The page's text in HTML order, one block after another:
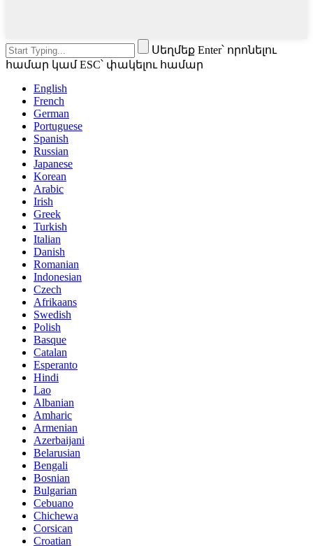
Սեղմեք Enter՝ որոնելու
համար կամ ESC՝ փակելու համար
English
French
German
Portuguese
Spanish
Russian
Japanese
Korean
Arabic
Irish
Greek
Turkish
Italian
Danish
Romanian
Indonesian
Czech
Afrikaans
Swedish
Polish
Basque
Catalan
Esperanto
Hindi
Lao
Albanian
Amharic
Armenian
Azerbaijani
Belarusian
Bengali
Bosnian
Bulgarian
Cebuano
Chichewa
Corsican
Croatian